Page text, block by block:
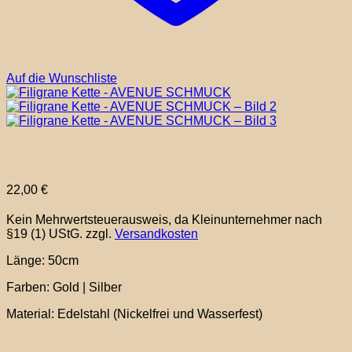
Auf die Wunschliste
22,00 €
Kein Mehrwertsteuerausweis, da Kleinunternehmer nach
§19 (1) UStG. zzgl. Versandkosten
Länge: 50cm
Farben: Gold | Silber
Material: Edelstahl (Nickelfrei und Wasserfest)